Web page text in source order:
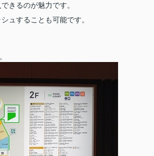
きるのが魅力です。
ュすることも可能です。